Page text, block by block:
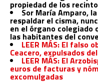
propiedad de los
Sor María Amparo,
respaldar el cisma,
en el órgano colegiado
las habitantes del
LEER MÁS: El falso
Ceacero, expulsados
LEER MÁS: El
euros de facturas y
excomulgadas